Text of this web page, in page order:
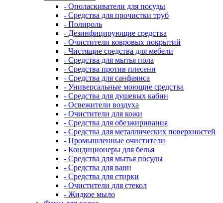
- Ополаскиватели для посуды
- Средства для прочистки труб
- Полироль
- Дезинфицирующие средства
- Очистители ковровых покрытий
- Чистящие средства для мебели
- Средства для мытья пола
- Средства против плесени
- Средства для санфаянса
- Универсальные моющие средства
- Средства для душевых кабин
- Освежители воздуха
- Очистители для кожи
- Средства для обезжиривания
- Средства для металлических поверхностей
- Промышленные очистители
- Кондиционеры для белья
- Средства для мытья посуды
- Средства для ванн
- Средства для стирки
- Очистители для стекол
- Жидкое мыло